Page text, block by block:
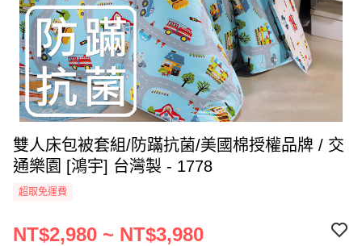
雙人床包被套組/防蹣抗菌/美國棉授權品牌 / 交
通樂園 [鴻宇] 台灣製 - 1778
超取免運費
NT$2,980 ~ NT$3,980